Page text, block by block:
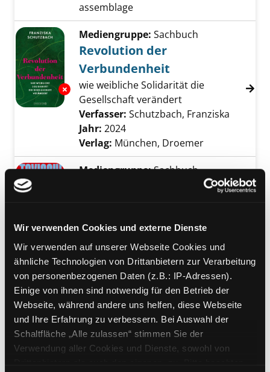
Wir verwenden Cookies und externe Dienste
Wir verwenden auf unserer Webseite Cookies und
ähnliche Technologien von Drittanbietern zur Verarbeitung
von personenbezogenen Daten (z.B.: IP-Adressen).
Einige von ihnen sind notwendig für den Betrieb der
Webseite, während andere uns helfen, diese Webseite
und Ihre Erfahrung zu verbessern. Bei Auswahl der
Schaltfläche „Alle zulassen“ stimmen Sie der
Verwendung aller Cookies und Dienste, sowohl von
assemblage
Exemplar-Details von Revolution der
Mediengruppe: Sachbuch
Revolution der
Verbundenheit
wie weibliche Solidarität die
Gesellschaft verändert
Verfasser: Schutzbach, Franziska
Jahr: 2024
Verlag: München, Droemer
Exemplar-Details von Toxische Weiblichkeit
Mediengruppe:Sachbuch
Toxische Weiblichkeit
Verlag:München, Hanser Berlin
Exemplar-Details von Plötzlich Gutsherrin
Mediengruppe:Sachbuch
Plötzlich Gutsherrin
vom Anpacken, Neuanfangen und
dem guten Leben auf dem Land
Verfasser:Neufeld-Picciani,
ElisabethSuche nach diesem Verfasser
Jahr:2023 Verlag: München, Heyne